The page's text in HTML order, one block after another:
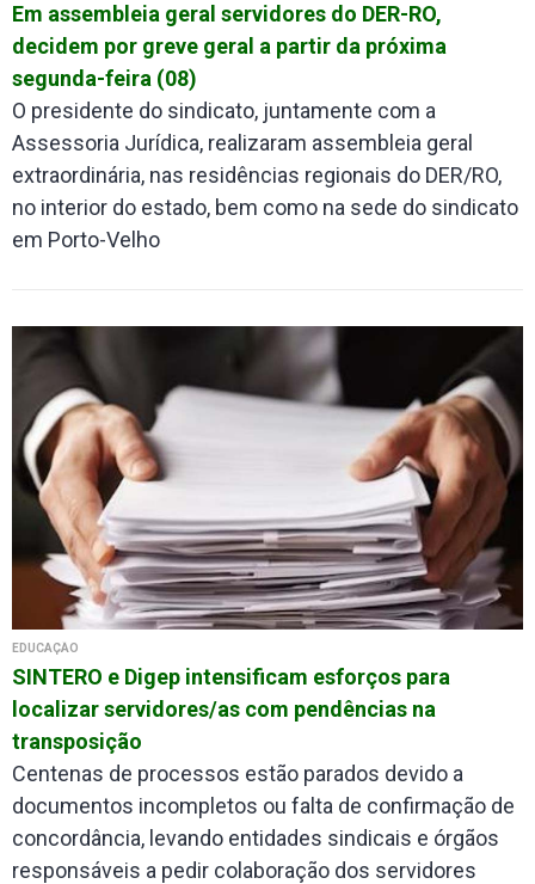
Em assembleia geral servidores do DER-RO,
decidem por greve geral a partir da próxima
segunda-feira (08)
O presidente do sindicato, juntamente com a
Assessoria Jurídica, realizaram assembleia geral
extraordinária, nas residências regionais do DER/RO,
no interior do estado, bem como na sede do sindicato
em Porto-Velho
EDUCAÇÃO
SINTERO e Digep intensificam esforços para
localizar servidores/as com pendências na
transposição
Centenas de processos estão parados devido a
documentos incompletos ou falta de confirmação de
concordância, levando entidades sindicais e órgãos
responsáveis a pedir colaboração dos servidores